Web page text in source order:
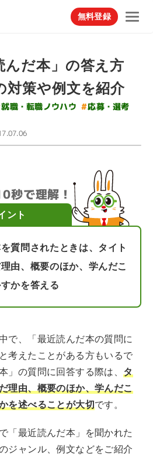
無料登録
んだ本」の答え方
対策や例文を紹介
就職・転職ノウハウ #応募・選考
秒で理解！
ント
質問されたときは、タイト
由、概要のほか、学んだこ
かを答える
で、「最近読んだ本の質問に
考えたことがある方もいるで
」の質問に回答する際は、タ
理由、概要のほか、学んだこ
を述べることが大切です。
「最近読んだ本」を聞かれた
ジャンル、例文などをご紹介